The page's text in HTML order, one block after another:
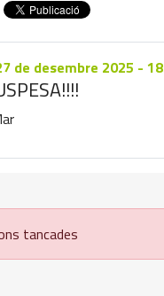
de desembre 2025 -
tancades